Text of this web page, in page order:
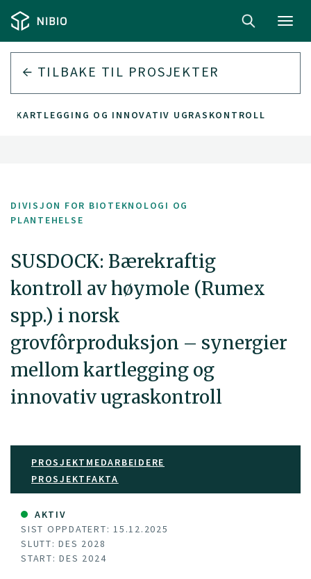
TILBAKE TIL PROSJEKTER
KARTLEGGING OG INNOVATIV UGRASKONTROLL
DIVISJON FOR BIOTEKNOLOGI OG
PLANTEHELSE
SUSDOCK: Bærekraftig
kontroll av høymole (Rumex
spp.) i norsk
grovfôrproduksjon – synergier
mellom kartlegging og
innovativ ugraskontroll
PROSJEKTMEDARBEIDERE
PROSJEKTFAKTA
AKTIV
SIST OPPDATERT: 15.12.2025
SLUTT: DES 2028
START: DES 2024